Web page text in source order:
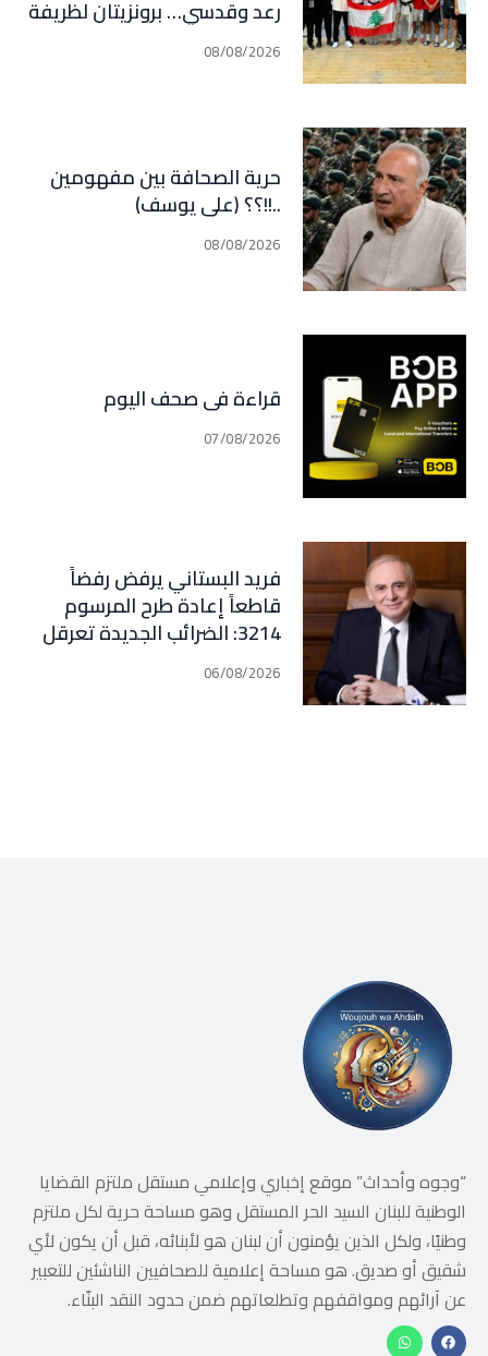
رعد وقدسي… برونزيتان لظريفة
وأبي هيلا
08/08/2026
حرية الصحافة بين مفهومين
..!!؟؟ (علي يوسف)
08/08/2026
قراءة في صحف اليوم
07/08/2026
فريد البستاني يرفض رفضاً
قاطعاً إعادة طرح المرسوم
3214: الضرائب الجديدة تعرقل
التعافي الاقتصادي وتناقض
مبدأ الشراكة
06/08/2026
“وجوه وأحداث” موقع إخباري وإعلامي مستقل ملتزم القضايا
الوطنية للبنان السيد الحر المستقل وهو مساحة حرية لكل ملتزم
وطنيًا، ولكل الذين يؤمنون أن لبنان هو لأبنائه، قبل أن يكون لأي
شقيق أو صديق. هو مساحة إعلامية للصحافيين الناشئين للتعبير
عن آرائهم ومواقفهم وتطلعاتهم ضمن حدود النقد البنّاء.